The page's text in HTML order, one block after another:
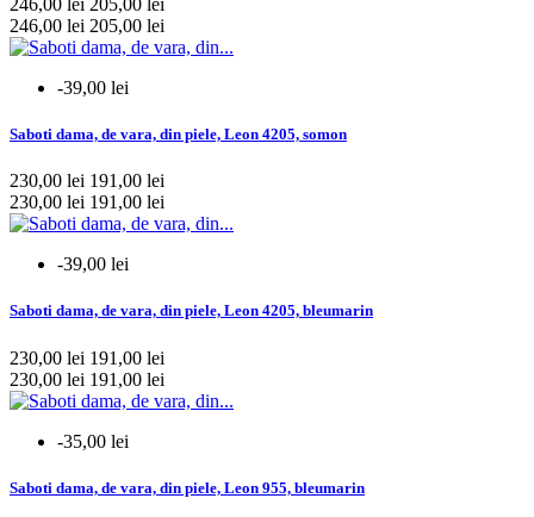
mai multe... mai putine
Marime
34/35
35/36 42
36 470
36/37 34
37 470
38 470
39 470
40 458
40/41 17
41 447
41/42
42/43
246,00 lei 205,00 lei
-39,00 lei
Saboti dama, de vara, din piele, Leon 4205, somon
230,00 lei 191,00 lei
230,00 lei 191,00 lei
-39,00 lei
Saboti dama, de vara, din piele, Leon 4205, bleumarin
230,00 lei 191,00 lei
230,00 lei 191,00 lei
-35,00 lei
Saboti dama, de vara, din piele, Leon 955, bleumarin